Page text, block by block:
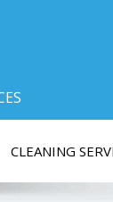
CLEANING